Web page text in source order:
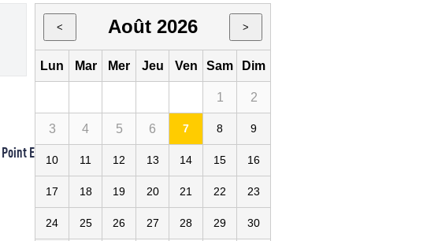
Point Ephemere
< Août 2026 >
Lun Mar Mer Jeu Ven Sam Dim
1 2
3 4 5 6 7 8 9
10 11 12 13 14 15 16
17 18 19 20 21 22 23
24 25 26 27 28 29 30